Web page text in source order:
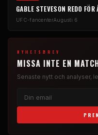
GABLE STEVESON REDO
UFC-fancenterAugusti 6
NYHETSBREV
MISSA INTE EN
Senaste nytt och analyser,